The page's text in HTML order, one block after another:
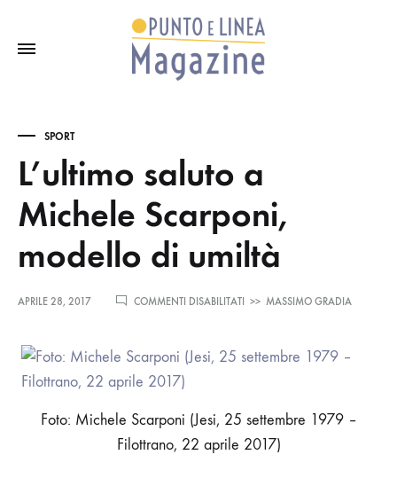
SPORT
L’ultimo saluto a
Michele Scarponi,
modello di umiltà
APRILE 28, 2017 COMMENTI DISABILITATI
SU
MICHELE
UMILTÀ
>> MASSIMO GRADIA
Foto: Michele Scarponi (Jesi, 25 settembre 1979 –
Filottrano, 22 aprile 2017)